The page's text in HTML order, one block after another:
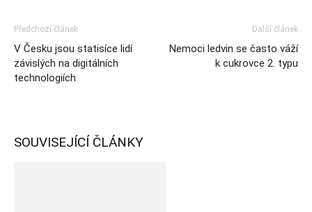
Předchozí článek
V Česku jsou statisíce lidí
závislých na digitálních
technologiích
Další článek
Nemoci ledvin se často váží
k cukrovce 2. typu
SOUVISEJÍCÍ ČLÁNKY